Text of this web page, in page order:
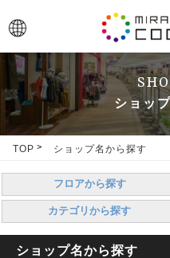
ショッ
TOP ショップ名から探す
フロアから探す
カテゴリから探す
ショップ名から探す